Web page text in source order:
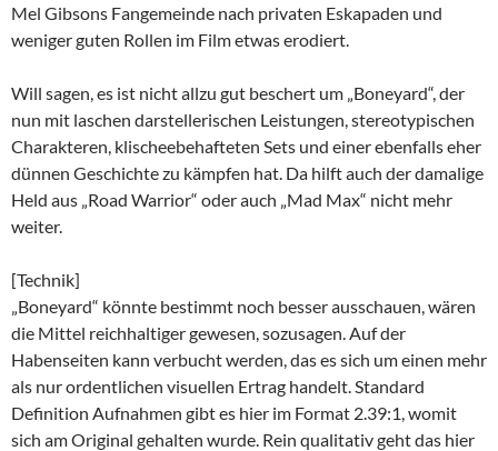
Mel Gibsons Fangemeinde nach privaten Eskapaden und
weniger guten Rollen im Film etwas erodiert.
Will sagen, es ist nicht allzu gut beschert um „Boneyard“, der
nun mit laschen darstellerischen Leistungen, stereotypischen
Charakteren, klischeebehafteten Sets und einer ebenfalls eher
dünnen Geschichte zu kämpfen hat. Da hilft auch der damalige
Held aus „Road Warrior“ oder auch „Mad Max“ nicht mehr
weiter.
[Technik]
„Boneyard“ könnte bestimmt noch besser ausschauen, wären
die Mittel reichhaltiger gewesen, sozusagen. Auf der
Habenseiten kann verbucht werden, das es sich um einen mehr
als nur ordentlichen visuellen Ertrag handelt. Standard
Definition Aufnahmen gibt es hier im Format 2.39:1, womit
sich am Original gehalten wurde. Rein qualitativ geht das hier